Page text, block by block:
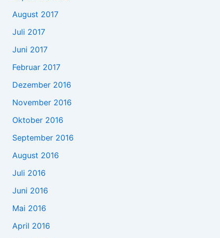
August 2017
Juli 2017
Juni 2017
Februar 2017
Dezember 2016
November 2016
Oktober 2016
September 2016
August 2016
Juli 2016
Juni 2016
Mai 2016
April 2016